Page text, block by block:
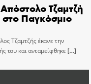
Τζαμτζή
στο Παγκόσμιο
Τζαμτζής έκανε την
του και ανταμείφθηκε[…]